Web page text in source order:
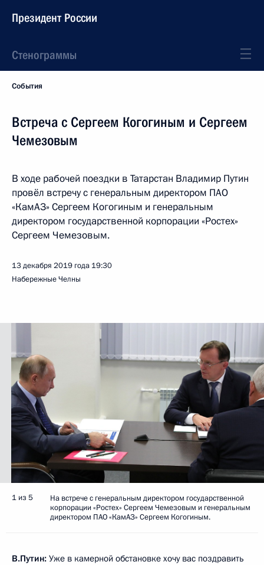
Президент России
Стенограммы
События
Встреча с Сергеем Когогиным и Сергеем
Чемезовым
В ходе рабочей поездки в Татарстан Владимир Путин
провёл встречу с генеральным директором ПАО
«КамАЗ» Сергеем Когогиным и генеральным
директором государственной корпорации «Ростех»
Сергеем Чемезовым.
13 декабря 2019 года 19:30
Набережные Челны
1 из 5
На встрече с генеральным директором государственной
корпорации «Ростех» Сергеем Чемезовым и генеральным
директором ПАО «КамАЗ» Сергеем Когогиным.
В.Путин: Уже в камерной обстановке хочу вас поздравить